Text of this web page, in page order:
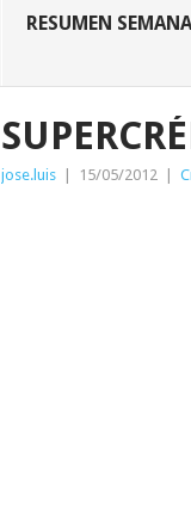
RESUMEN
jose.luis 15/05/2012